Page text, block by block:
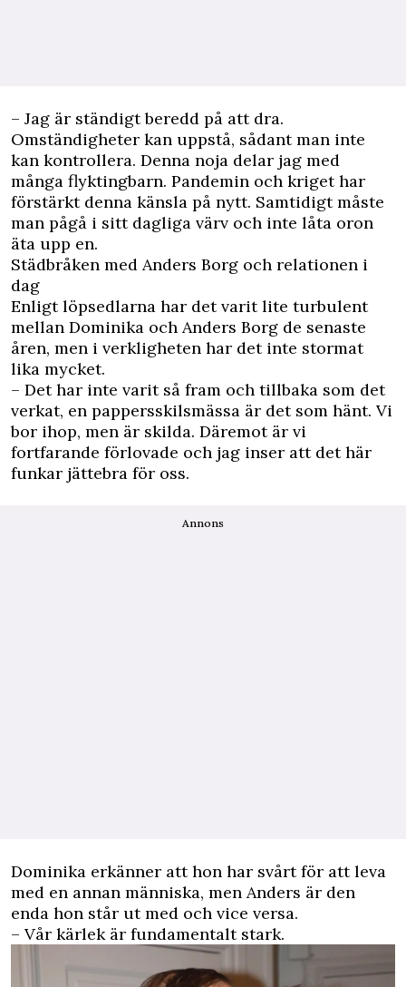
– Jag är ständigt beredd på att dra.
Omständigheter kan uppstå, sådant man inte
kan kontrollera. Denna noja delar jag med
många flyktingbarn. Pandemin och kriget har
förstärkt denna känsla på nytt. Samtidigt måste
man pågå i sitt dagliga värv och inte låta oron
äta upp en.
Städbråken med Anders Borg och relationen i
dag
Enligt löpsedlarna har det varit lite turbulent
mellan Dominika och Anders Borg de senaste
åren, men i verkligheten har det inte stormat
lika mycket.
– Det har inte varit så fram och tillbaka som det
verkat, en pappersskilsmässa är det som hänt. Vi
bor ihop, men är skilda. Däremot är vi
fortfarande förlovade och jag inser att det här
funkar jättebra för oss.
Annons
Dominika erkänner att hon har svårt för att leva
med en annan människa, men Anders är den
enda hon står ut med och vice versa.
– Vår kärlek är fundamentalt stark.